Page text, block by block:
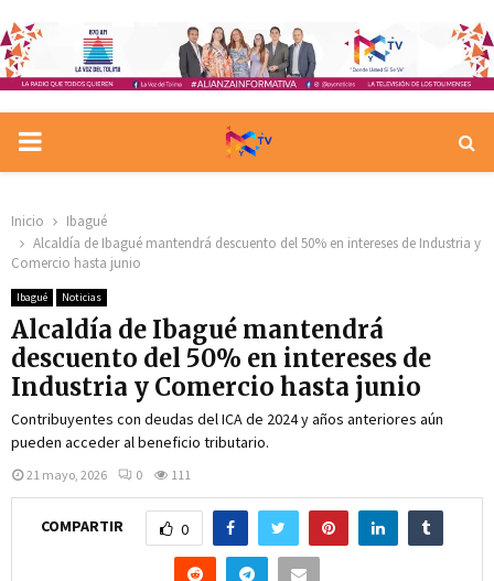
PRIMARY
Inicio
Ibagué
Alcaldía de Ibagué mantendrá descuento del 50% en intereses de Industria y
Comercio hasta junio
Ibagué Noticias
Alcaldía de Ibagué mantendrá
descuento del 50% en intereses de
Industria y Comercio hasta junio
Contribuyentes con deudas del ICA de 2024 y años anteriores aún
pueden acceder al beneficio tributario.
21 mayo, 2026 0 111
COMPARTIR 0